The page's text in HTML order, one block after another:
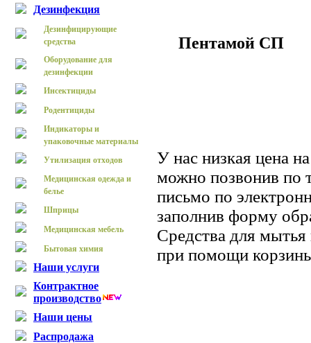
Дезинфекция
Дезинфицирующие
средства
Оборудование для
дезинфекции
Инсектициды
Родентициды
Индикаторы и
упаковочные материалы
Утилизация отходов
Медицинская одежда и
белье
Шприцы
Медицинская мебель
Бытовая химия
Наши услуги
Контрактное
производство
Наши цены
Распродажа
Пентамой СП
У нас низкая цена
можно позвонив по
письмо по
заполнив форму
Средства для
при помощи